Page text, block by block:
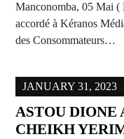
Manconomba, 05 Mai (
accordé à Kéranos
des Consommateurs…
JANUARY 31, 2023
ASTOU DIONE
CHEIKH